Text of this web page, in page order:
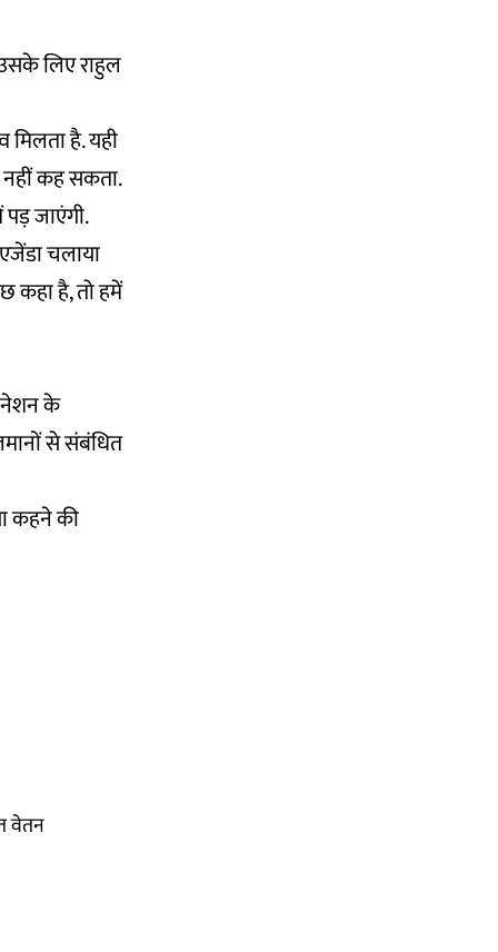
लिए राहुल
मिलता है. यही
कह सकता.
जाएंगी.
चलाया
कहा है, तो हमें
नेशन के
से संबंधित
कहने की
वेतन